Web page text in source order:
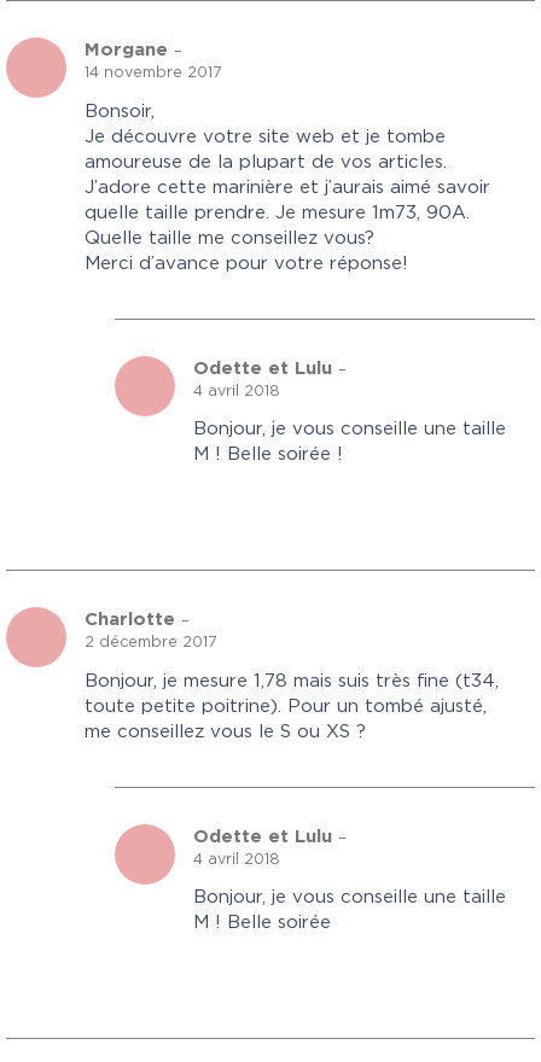
Morgane –
14 novembre 2017
Bonsoir,
Je découvre votre site web et je tombe
amoureuse de la plupart de vos articles.
J’adore cette marinière et j’aurais aimé savoir
quelle taille prendre. Je mesure 1m73, 90A.
Quelle taille me conseillez vous?
Merci d’avance pour votre réponse!
Odette et Lulu –
4 avril 2018
Bonjour, je vous conseille une taille
M ! Belle soirée !
Charlotte –
2 décembre 2017
Bonjour, je mesure 1,78 mais suis très fine (t34,
toute petite poitrine). Pour un tombé ajusté,
me conseillez vous le S ou XS ?
Odette et Lulu –
4 avril 2018
Bonjour, je vous conseille une taille
M ! Belle soirée